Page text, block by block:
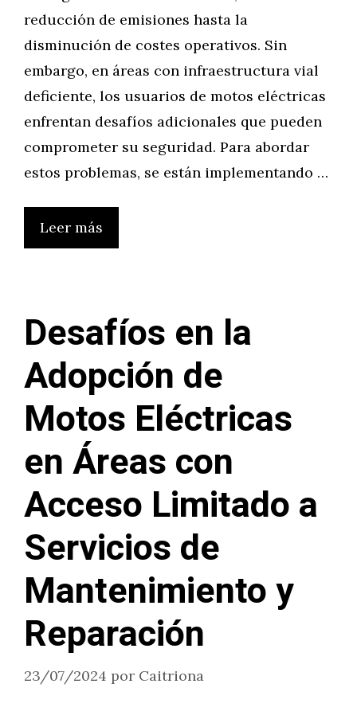
reducción de emisiones hasta la
disminución de costes operativos. Sin
embargo, en áreas con infraestructura vial
deficiente, los usuarios de motos eléctricas
enfrentan desafíos adicionales que pueden
comprometer su seguridad. Para abordar
estos problemas, se están implementando …
Leer más
Desafíos en la
Adopción de
Motos Eléctricas
en Áreas con
Acceso Limitado a
Servicios de
Mantenimiento y
Reparación
23/07/2024 por Caitriona